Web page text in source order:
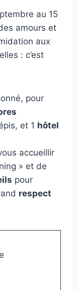
au 15
amours et
aux
: c’est
pour
et 1 hôtel
accueillir
» et de
pour
respect